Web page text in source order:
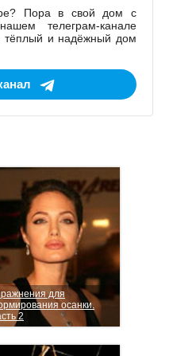
Пора в свой дом с
телеграм-канале
тёплый и надёжный дом
для
осанки.
2